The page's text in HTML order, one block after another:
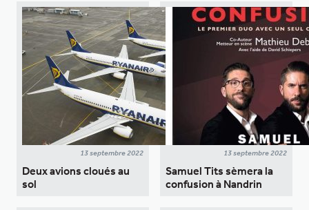
13 septembre 2022
Deux avions cloués au
sol
13 septembre 2022
Samuel Tits sèmera la
confusion à Nandrin